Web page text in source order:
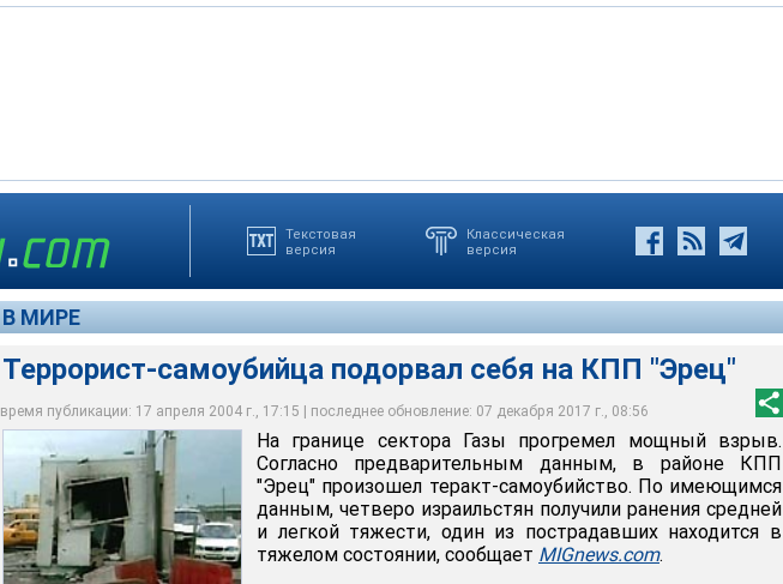
Текстовая
версия
Классическая
версия
В МИРЕ
Террорист-самоубийца подорвал себя на КПП "Эрец"
время публикации: 17 апреля 2004 г., 17:15 | последнее обновление: 07 декабря 2017 г., 08:56
Террорист-самоубийца подорвал себя на КПП "Эрец"
Архив NEWSru.com
На границе сектора Газы прогремел мощный взрыв. Согласно предварительным
данным, в районе КПП "Ерец" произошел теракт-самоубийство
Архив NEWSru.com
Сегодня тысячи арабов прошли маршем по городам Западного берега реки Иордан и
сектора Газа
Архив NEWSru.com
На границе сектора Газы прогремел мощный взрыв.
Согласно предварительным данным, в районе КПП
"Эрец" произошел теракт-самоубийство. По имеющимся
данным, четверо израильстян получили ранения средней
и легкой тяжести, один из пострадавших находится в
тяжелом состоянии, сообщает MIGnews.com.